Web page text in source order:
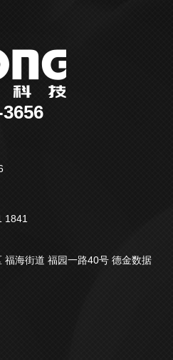
1841
福海街道 福园一路40号 德金数据